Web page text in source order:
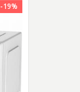
-19%